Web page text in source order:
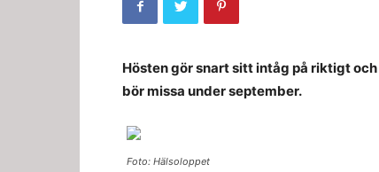
Hösten gör snart sitt intåg på riktigt
bör missa under september.
Foto: Hälsoloppet